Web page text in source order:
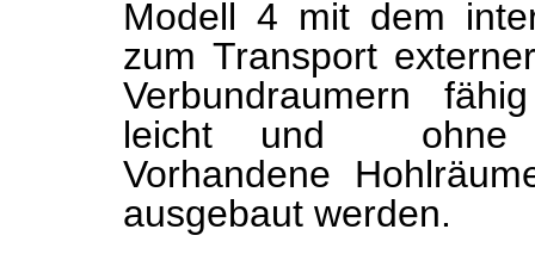
Modell 4 mit dem
zum Transport
Verbundraumern
leicht und ohne
Vorhandene
ausgebaut werden.